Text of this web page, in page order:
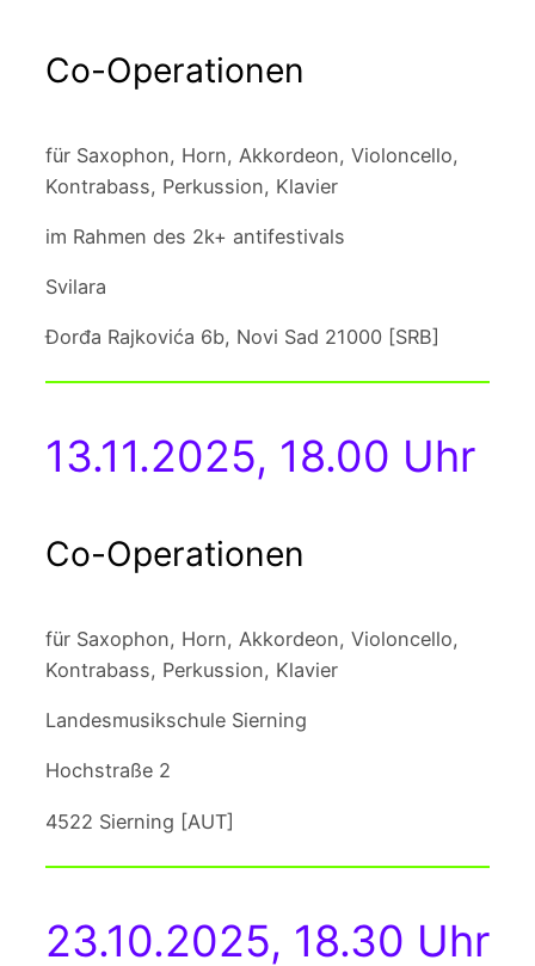
Co-Operationen
für Saxophon, Horn, Akkordeon, Violoncello,
Kontrabass, Perkussion, Klavier
im Rahmen des 2k+ antifestivals
Svilara
Đorđa Rajkovića 6b, Novi Sad 21000 [SRB]
13.11.2025, 18.00 Uhr
Co-Operationen
für Saxophon, Horn, Akkordeon, Violoncello,
Kontrabass, Perkussion, Klavier
Landesmusikschule Sierning
Hochstraße 2
4522 Sierning [AUT]
23.10.2025, 18.30 Uhr